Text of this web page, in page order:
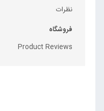
نظرات
فروشگاه
Product Reviews